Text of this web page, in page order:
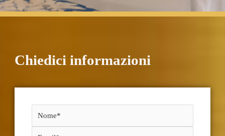
Chiedici informazioni